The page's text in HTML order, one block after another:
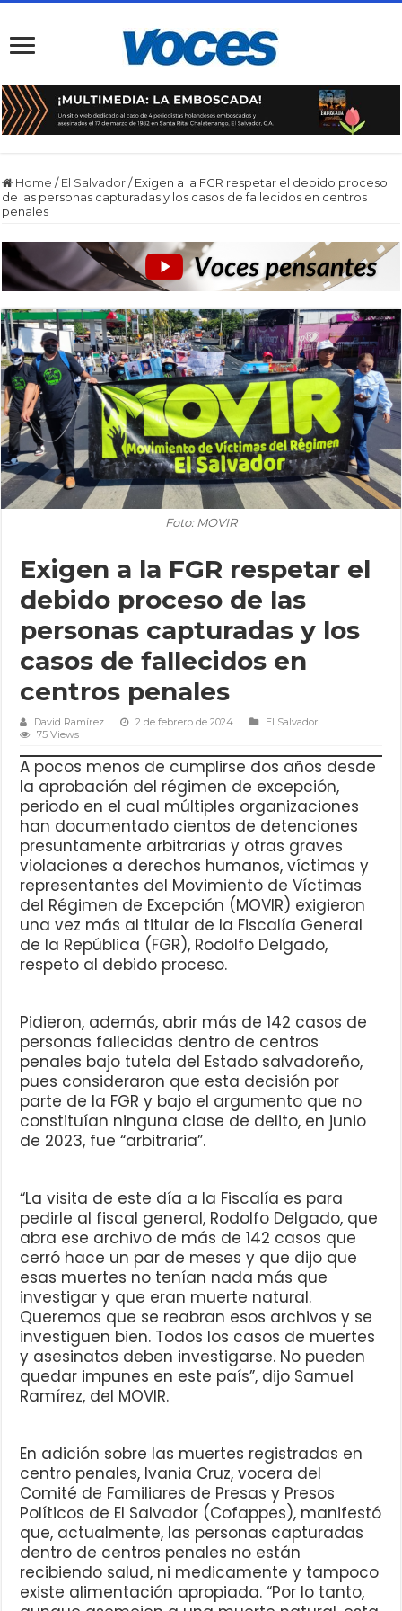
Home / El Salvador / Exigen a la FGR respetar el debido proceso
de las personas capturadas y los casos de fallecidos en centros
penales
Foto: MOVIR
Exigen a la FGR respetar el
debido proceso de las
personas capturadas y los
casos de fallecidos en
centros penales
David Ramírez 2 de febrero de 2024
El Salvador
75 Views
A pocos menos de cumplirse dos años desde
la aprobación del régimen de excepción,
periodo en el cual múltiples organizaciones
han documentado cientos de detenciones
presuntamente arbitrarias y otras graves
violaciones a derechos humanos, víctimas y
representantes del Movimiento de Víctimas
del Régimen de Excepción (MOVIR) exigieron
una vez más al titular de la Fiscalía General
de la República (FGR), Rodolfo Delgado,
respeto al debido proceso.
Pidieron, además, abrir más de 142 casos de
personas fallecidas dentro de centros
penales bajo tutela del Estado salvadoreño,
pues consideraron que esta decisión por
parte de la FGR y bajo el argumento que no
constituían ninguna clase de delito, en junio
de 2023, fue “arbitraria”.
“La visita de este día a la Fiscalía es para
pedirle al fiscal general, Rodolfo Delgado, que
abra ese archivo de más de 142 casos que
cerró hace un par de meses y que dijo que
esas muertes no tenían nada más que
investigar y que eran muerte natural.
Queremos que se reabran esos archivos y se
investiguen bien. Todos los casos de muertes
y asesinatos deben investigarse. No pueden
quedar impunes en este país”, dijo Samuel
Ramírez, del MOVIR.
En adición sobre las muertes registradas en
centro penales, Ivania Cruz, vocera del
Comité de Familiares de Presas y Presos
Políticos de El Salvador (Cofappes), manifestó
que, actualmente, las personas capturadas
dentro de centros penales no están
recibiendo salud, ni medicamente y tampoco
existe alimentación apropiada. “Por lo tanto,